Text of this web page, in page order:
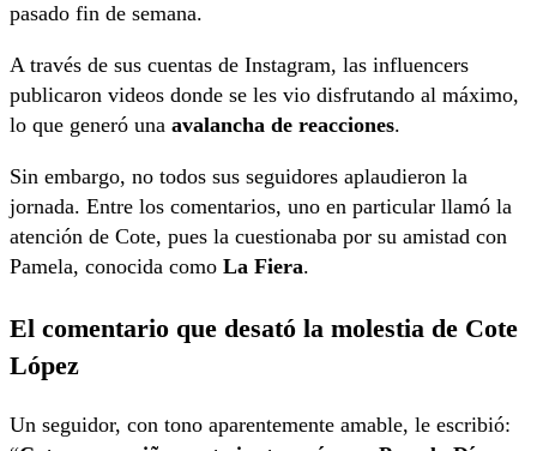
pasado fin de semana.
A través de sus cuentas de Instagram, las influencers
publicaron videos donde se les vio disfrutando al máximo,
lo que generó una avalancha de reacciones.
Sin embargo, no todos sus seguidores aplaudieron la
jornada. Entre los comentarios, uno en particular llamó la
atención de Cote, pues la cuestionaba por su amistad con
Pamela, conocida como La Fiera.
El comentario que desató la molestia de Cote
López
Un seguidor, con tono aparentemente amable, le escribió: